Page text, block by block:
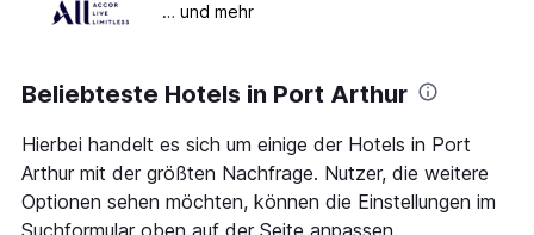
… und mehr
Beliebteste Hotels in Port Arthur
Hierbei handelt es sich um einige der Hotels in Port
Arthur mit der größten Nachfrage. Nutzer, die weitere
Optionen sehen möchten, können die Einstellungen im